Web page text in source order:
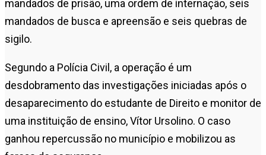
mandados de prisão, uma ordem de internação, seis
mandados de busca e apreensão e seis quebras de
sigilo.
Segundo a Polícia Civil, a operação é um
desdobramento das investigações iniciadas após o
desaparecimento do estudante de Direito e monitor de
uma instituição de ensino, Vítor Ursolino. O caso
ganhou repercussão no município e mobilizou as